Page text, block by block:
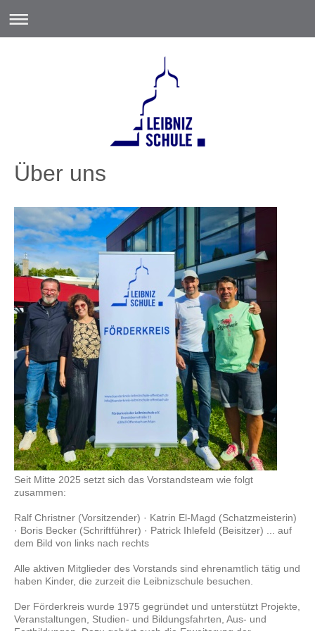
Über uns
Seit Mitte 2025 setzt sich das Vorstandsteam wie folgt
zusammen:
Ralf Christner (Vorsitzender) · Katrin El-Magd (Schatzmeisterin)
· Boris Becker (Schriftführer) · Patrick Ihlefeld (Beisitzer) ... auf
dem Bild von links nach rechts
Alle aktiven Mitglieder des Vorstands sind ehrenamtlich tätig und
haben Kinder, die zurzeit die Leibnizschule besuchen.
Der Förderkreis wurde 1975 gegründet und unterstützt Projekte,
Veranstaltungen, Studien- und Bildungsfahrten, Aus- und